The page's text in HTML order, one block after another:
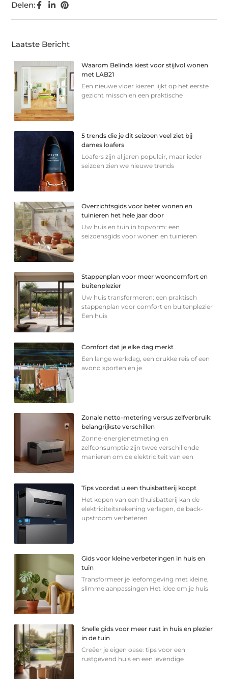
Delen:
Laatste Bericht
Waarom Belinda kiest voor stijlvol wonen
met LAB21
Een nieuwe vloer kiezen lijkt op het eerste
gezicht misschien een praktische
5 trends die je dit seizoen veel ziet bij
dames loafers
Loafers zijn al jaren populair, maar ieder
seizoen zien we nieuwe trends
Overzichtsgids voor beter wonen en
tuinieren het hele jaar door
Uw huis en tuin in topvorm: een
seizoensgids voor wonen en tuinieren
Stappenplan voor meer wooncomfort en
buitenplezier
Uw huis transformeren: een praktisch
stappenplan voor comfort en buitenplezier
Een huis
Comfort dat je elke dag merkt
Een lange werkdag, een drukke reis of een
avond sporten en je
Zonale netto-metering versus zelfverbruik:
belangrijkste verschillen
Zonne-energienetmeting en
zelfconsumptie zijn twee verschillende
manieren om de elektriciteit van een
Tips voordat u een thuisbatterij koopt
Het kopen van een thuisbatterij kan de
elektriciteitsrekening verlagen, de back-
upstroom verbeteren
Gids voor kleine verbeteringen in huis en
tuin
Transformeer je leefomgeving met kleine,
slimme aanpassingen Het idee om je huis
Snelle gids voor meer rust in huis en plezier
in de tuin
Creëer je eigen oase: tips voor een
rustgevend huis en een levendige